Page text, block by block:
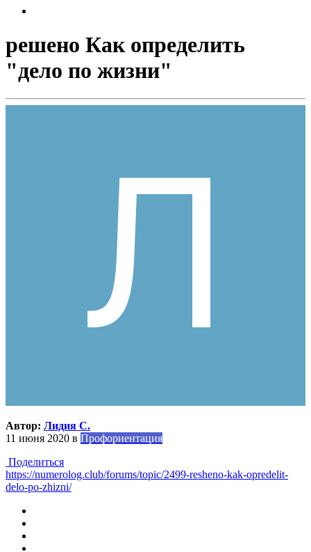
решено Как определить
"дело по жизни"
Автор: Лидия С.
11 июня 2020 в Профориентация
Поделиться
https://numerolog.club/forums/topic/2499-resheno-kak-opredelit-
delo-po-zhizni/